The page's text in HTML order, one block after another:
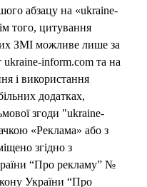
абзацу на «ukraine-
того, цитування
ЗМІ можливе лише за
ukraine-inform.com та на
і використання
додатках,
згоди "ukraine-
«Реклама» або з
згідно з
“Про рекламу” №
України “Про